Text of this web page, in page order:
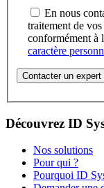
En nous
traitement de
conformément à
caractère
Découvrez ID
Nos solutions
Pour qui ?
Pourquoi ID